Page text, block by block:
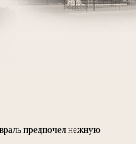
предпочел нежную